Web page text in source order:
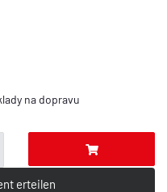
na dopravu
erteilen